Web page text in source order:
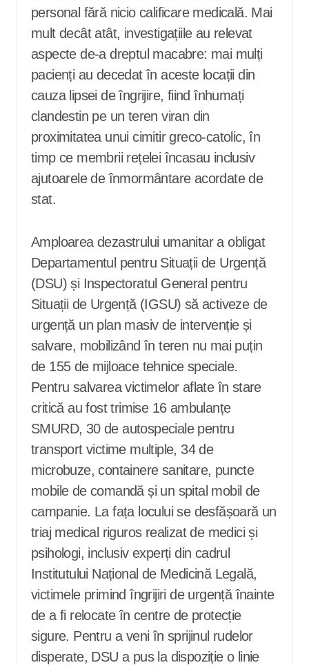
personal fără nicio calificare medicală. Mai
mult decât atât, investigațiile au relevat
aspecte de-a dreptul macabre: mai mulți
pacienți au decedat în aceste locații din
cauza lipsei de îngrijire, fiind înhumați
clandestin pe un teren viran din
proximitatea unui cimitir greco-catolic, în
timp ce membrii rețelei încasau inclusiv
ajutoarele de înmormântare acordate de
stat.
Amploarea dezastrului umanitar a obligat
Departamentul pentru Situații de Urgență
(DSU) și Inspectoratul General pentru
Situații de Urgență (IGSU) să activeze de
urgență un plan masiv de intervenție și
salvare, mobilizând în teren nu mai puțin
de 155 de mijloace tehnice speciale.
Pentru salvarea victimelor aflate în stare
critică au fost trimise 16 ambulanțe
SMURD, 30 de autospeciale pentru
transport victime multiple, 34 de
microbuze, containere sanitare, puncte
mobile de comandă și un spital mobil de
campanie. La fața locului se desfășoară un
triaj medical riguros realizat de medici și
psihologi, inclusiv experți din cadrul
Institutului Național de Medicină Legală,
victimele primind îngrijiri de urgență înainte
de a fi relocate în centre de protecție
sigure. Pentru a veni în sprijinul rudelor
disperate, DSU a pus la dispoziție o linie